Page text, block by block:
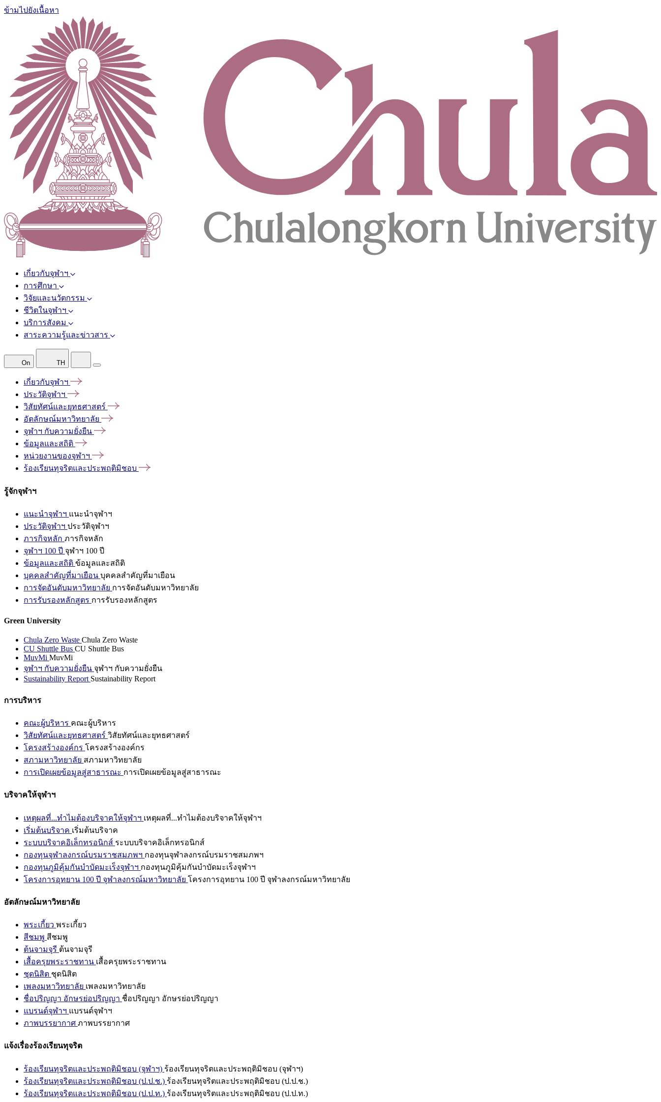
ข้ามไปยังเนื้อหา
เกี่ยวกับจุฬาฯ
การศึกษา
วิจัยและนวัตกรรม
ชีวิตในจุฬาฯ
บริการสังคม
สาระความรู้และข่าวสาร
On TH
เกี่ยวกับจุฬาฯ
ประวัติจุฬาฯ
วิสัยทัศน์และยุทธศาสตร์
อัตลักษณ์มหาวิทยาลัย
จุฬาฯ กับความยั่งยืน
ข้อมูลและสถิติ
หน่วยงานของจุฬาฯ
ร้องเรียนทุจริตและประพฤติมิชอบ
รู้จักจุฬาฯ
แนะนำจุฬาฯ แนะนำจุฬาฯ
ประวัติจุฬาฯ ประวัติจุฬาฯ
ภารกิจหลัก ภารกิจหลัก
จุฬาฯ 100 ปี จุฬาฯ 100 ปี
ข้อมูลและสถิติ ข้อมูลและสถิติ
บุคคลสำคัญที่มาเยือน บุคคลสำคัญที่มาเยือน
การจัดอันดับมหาวิทยาลัย การจัดอันดับมหาวิทยาลัย
การรับรองหลักสูตร การรับรองหลักสูตร
Green University
Chula Zero Waste Chula Zero Waste
CU Shuttle Bus CU Shuttle Bus
MuvMi MuvMi
จุฬาฯ กับความยั่งยืน จุฬาฯ กับความยั่งยืน
Sustainability Report Sustainability Report
การบริหาร
คณะผู้บริหาร คณะผู้บริหาร
วิสัยทัศน์และยุทธศาสตร์ วิสัยทัศน์และยุทธศาสตร์
โครงสร้างองค์กร โครงสร้างองค์กร
สภามหาวิทยาลัย สภามหาวิทยาลัย
การเปิดเผยข้อมูลสู่สาธารณะ การเปิดเผยข้อมูลสู่สาธารณะ
บริจาคให้จุฬาฯ
เหตุผลที่...ทำไมต้องบริจาคให้จุฬาฯ เหตุผลที่...ทำไมต้องบริจาคให้จุฬาฯ
เริ่มต้นบริจาค เริ่มต้นบริจาค
ระบบบริจาคอิเล็กทรอนิกส์ ระบบบริจาคอิเล็กทรอนิกส์
กองทุนจุฬาลงกรณ์บรมราชสมภพฯ กองทุนจุฬาลงกรณ์บรมราชสมภพฯ
กองทุนภูมิคุ้มกันบำบัดมะเร็งจุฬาฯ กองทุนภูมิคุ้มกันบำบัดมะเร็งจุฬาฯ
โครงการอุทยาน 100 ปี จุฬาลงกรณ์มหาวิทยาลัย โครงการอุทยาน 100 ปี จุฬาลงกรณ์มหาวิทยาลัย
อัตลักษณ์มหาวิทยาลัย
พระเกี้ยว พระเกี้ยว
สีชมพู สีชมพู
ต้นจามจุรี ต้นจามจุรี
เสื้อครุยพระราชทาน เสื้อครุยพระราชทาน
ชุดนิสิต ชุดนิสิต
เพลงมหาวิทยาลัย เพลงมหาวิทยาลัย
ชื่อปริญญา อักษรย่อปริญญา ชื่อปริญญา อักษรย่อปริญญา
แบรนด์จุฬาฯ แบรนด์จุฬาฯ
ภาพบรรยากาศ ภาพบรรยากาศ
แจ้งเรื่องร้องเรียนทุจริต
ร้องเรียนทุจริตและประพฤติมิชอบ (จุฬาฯ) ร้องเรียนทุจริตและประพฤติมิชอบ (จุฬาฯ)
ร้องเรียนทุจริตและประพฤติมิชอบ (ป.ป.ช.) ร้องเรียนทุจริตและประพฤติมิชอบ (ป.ป.ช.)
ร้องเรียนทุจริตและประพฤติมิชอบ (ป.ป.ท.) ร้องเรียนทุจริตและประพฤติมิชอบ (ป.ป.ท.)